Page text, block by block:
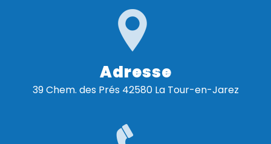
Adresse
39 Chem. des Prés 42580 La Tour-en-Jarez